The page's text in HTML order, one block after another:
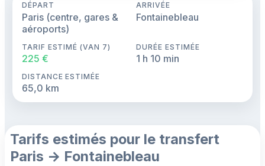
DÉPART
Paris (centre, gares &
aéroports)
ARRIVÉE
Fontainebleau
TARIF ESTIMÉ (VAN 7)
225 €
DURÉE ESTIMÉE
1 h 10 min
DISTANCE ESTIMÉE
65,0 km
Tarifs estimés pour le transfert
Paris → Fontainebleau